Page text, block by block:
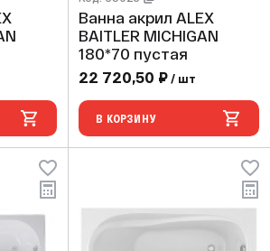
Ванна акрил ALEX
BAITLER MICHIGAN
180*70 пустая
22 720,50 ₽ / шт
В КОРЗИНУ